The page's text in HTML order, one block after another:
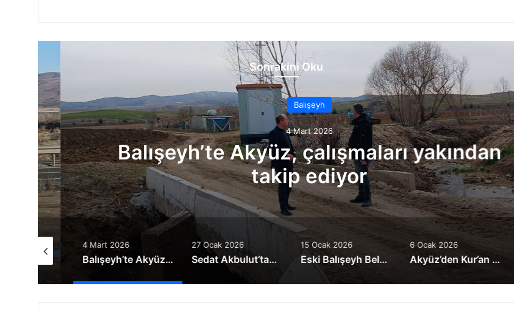
sit bo
dIn ub est ra
Sonrakini Oku
Balışeyh
4 Mart 2026
Balışeyh’te Akyüz, çalışmaları yakından
takip ediyor
Balışeyh’te temizlik ve onarım çalışmaları aralıksız sürüyor
4 Mart 2026
Balışeyh’te Akyüz, çalışmaları yakından takip ediyor
27 Ocak 2026
Sedat Akbulut’tan Sert Tepki: “Balışeyh Sahipsiz Değil!”
15 Ocak 2026
Eski Balışeyh Belediye Başkanı Osman Narin Vefat Etti
6 Ocak 2026
Akyüz’den Kur’an Kursu’na ziyaret